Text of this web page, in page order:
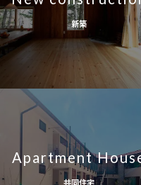
新築
Apartment
共同住宅